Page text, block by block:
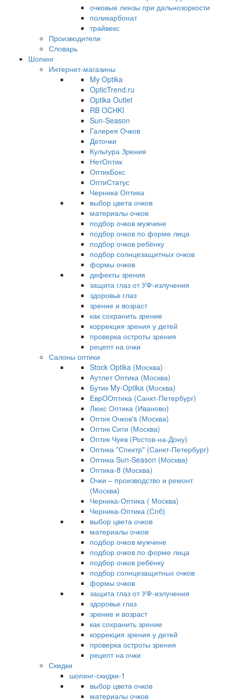
очковые линзы при дальнозоркости
поликарбонат
трайвекс
Производители
Словарь
Шопинг
Интернет-магазины
My Optika
OpticTrend.ru
Optika Outlet
RB OCHKI
Sun-Season
Галерея Очков
Деточки
Культура Зрения
НетОптик
ОптикБокс
ОптиСтатус
Черника Оптика
выбор цвета очков
материалы очков
подбор очков мужчине
подбор очков по форме лица
подбор очков ребёнку
подбор солнцезащитных очков
формы очков
дефекты зрения
защита глаз от УФ-излучения
здоровье глаз
зрение и возраст
как сохранить зрение
коррекция зрения у детей
проверка остроты зрения
рецепт на очки
Салоны оптики
Stock Optika (Москва)
Аутлет Оптика (Москва)
Бутик My-Optika (Москва)
ЕврООптика (Санкт-Петербург)
Люкс Оптика (Иваново)
Оптик Очков's (Москва)
Оптик Сити (Москва)
Оптик Чуев (Ростов-на-Дону)
Оптика "Спектр" (Санкт-Петербург)
Оптика Sun-Season (Москва)
Оптика-8 (Москва)
Очки – производство и ремонт
(Москва)
Черника-Оптика ( Москва)
Черника-Оптика (Спб)
выбор цвета очков
материалы очков
подбор очков мужчине
подбор очков по форме лица
подбор очков ребёнку
подбор солнцезащитных очков
формы очков
защита глаз от УФ-излучения
здоровье глаз
зрение и возраст
как сохранить зрение
коррекция зрения у детей
проверка остроты зрения
рецепт на очки
Скидки
шопинг-скидки-1
выбор цвета очков
материалы очков